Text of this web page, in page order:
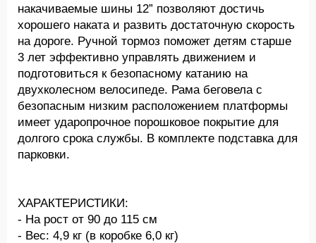
накачиваемые шины 12” позволяют достичь
хорошего наката и развить достаточную скорость
на дороге. Ручной тормоз поможет детям старше
3 лет эффективно управлять движением и
подготовиться к безопасному катанию на
двухколесном велосипеде. Рама беговела с
безопасным низким расположением платформы
имеет ударопрочное порошковое покрытие для
долгого срока службы. В комплекте подставка для
парковки.
ХАРАКТЕРИСТИКИ:
- На рост от 90 до 115 см
- Вес: 4,9 кг (в коробке 6,0 кг)